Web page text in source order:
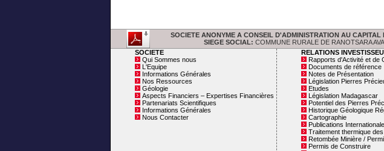
SOCIETE ANONYME A CONSEIL D'ADMINISTRATION AU
SIEGE SOCIAL: COMMUNE RURALE DE RANOTSARA
SOCIETE
Qui Sommes nous
L'Equipe
Informations Générales
Nos Ressources
Géologie
Aspects Financiers – Expertises Financières
Partenariats Scientifiques
Informations Générales
Nous Contacter
RELATIONS
Rapports d'Activité et de
Documents de référence
Notes de Présentation
Législation Pierres
Etudes
Législation Madagascar
Potentiel des Pierres
Historique Géologique
Cartographie
Publications
Traitement thermique
Retombée Minière /
Permis de Construire